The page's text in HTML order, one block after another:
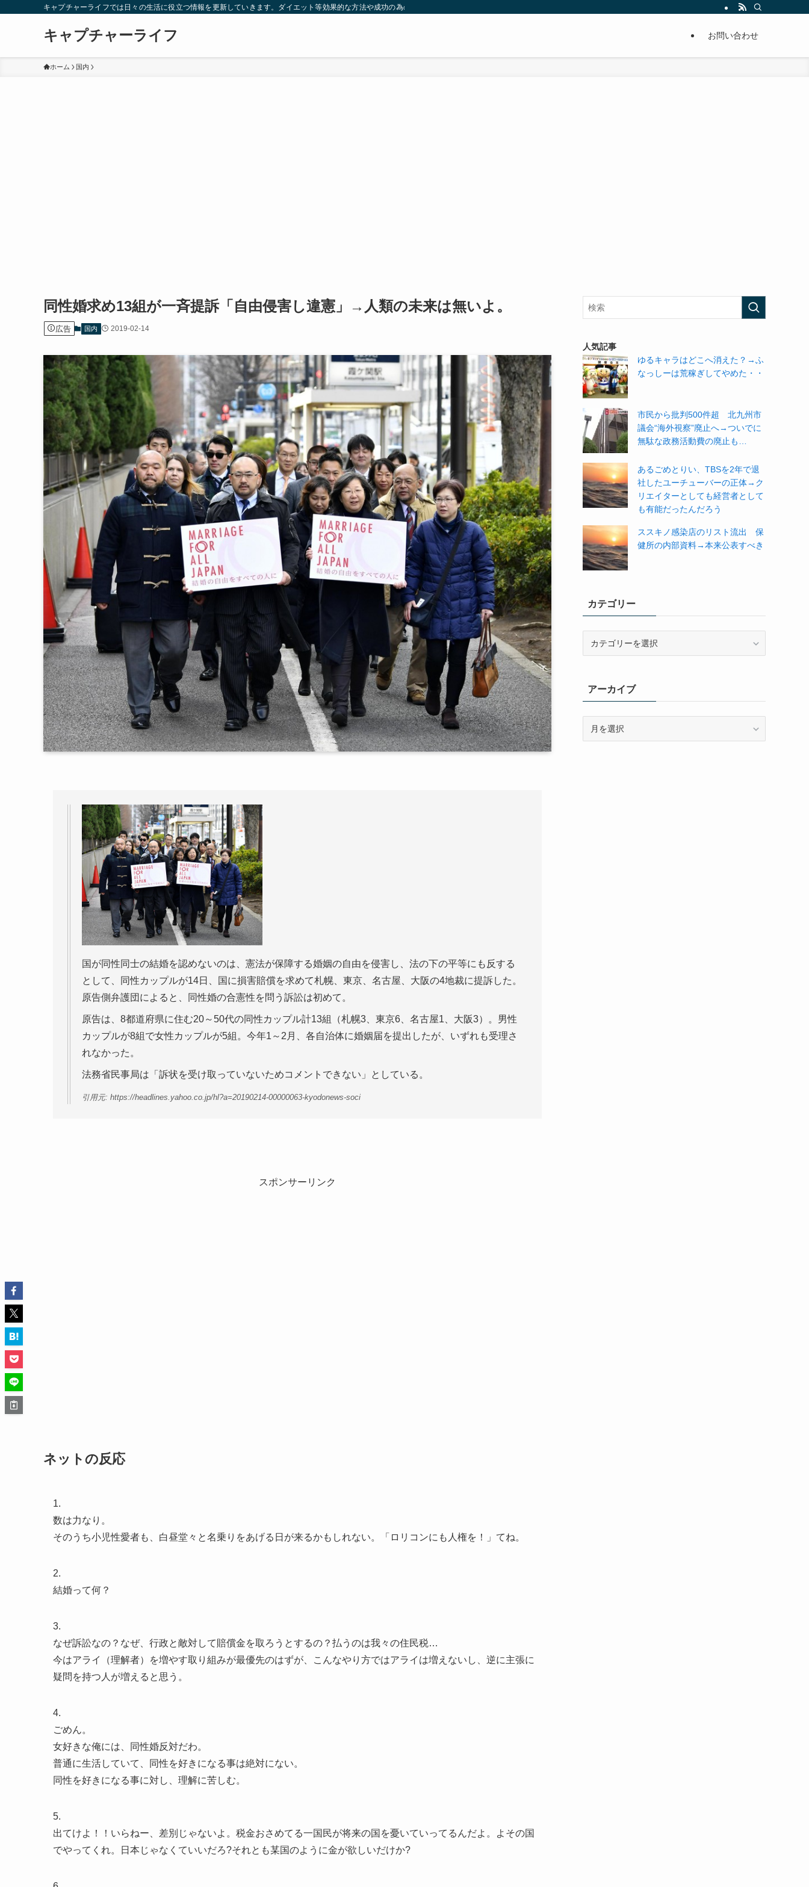
キャプチャーライフでは日々の生活に役立つ情報を更新していきます。ダイエット等効果的な方法や成功の為の秘訣等。太ったり悩んでいる方々が簡単に痩せることが出来るように分かりやすくまとめています。
キャプチャーライフ お問い合わせ
ホーム 国内
同性婚求め13組が一斉提訴「自由侵害し違憲」→人類の未来は無いよ。
広告 国内 2019-02-14
国が同性同士の結婚を認めないのは、憲法が保障する婚姻の自由を侵害し、法の下の平等にも反する
として、同性カップルが14日、国に損害賠償を求めて札幌、東京、名古屋、大阪の4地裁に提訴した。
原告側弁護団によると、同性婚の合憲性を問う訴訟は初めて。
原告は、8都道府県に住む20～50代の同性カップル計13組（札幌3、東京6、名古屋1、大阪3）。男性
カップルが8組で女性カップルが5組。今年1～2月、各自治体に婚姻届を提出したが、いずれも受理さ
れなかった。
法務省民事局は「訴状を受け取っていないためコメントできない」としている。
引用元: https://headlines.yahoo.co.jp/hl?a=20190214-00000063-kyodonews-soci
スポンサーリンク
ネットの反応
1.
数は力なり。
そのうち小児性愛者も、白昼堂々と名乗りをあげる日が来るかもしれない。「ロリコンにも人権を！」てね。
2.
結婚って何？
3.
なぜ訴訟なの？なぜ、行政と敵対して賠償金を取ろうとするの？払うのは我々の住民税…
今はアライ（理解者）を増やす取り組みが最優先のはずが、こんなやり方ではアライは増えないし、逆に主張に
疑問を持つ人が増えると思う。
4.
ごめん。
女好きな俺には、同性婚反対だわ。
普通に生活していて、同性を好きになる事は絶対にない。
同性を好きになる事に対し、理解に苦しむ。
5.
出てけよ！！いらねー、差別じゃないよ。税金おさめてる一国民が将来の国を憂いていってるんだよ。よその国
でやってくれ。日本じゃなくていいだろ?それとも某国のように金が欲しいだけか?
人気記事
ゆるキャラはどこへ消えた？→ふ
なっしーは荒稼ぎしてやめた・・
市民から批判500件超 北九州市
議会“海外視察”廃止へ→ついでに
無駄な政務活動費の廃止も…
あるごめとりい、TBSを2年で退
社したユーチューバーの正体→ク
リエイターとしても経営者として
も有能だったんだろう
ススキノ感染店のリスト流出 保
健所の内部資料→本来公表すべき
カテゴリー
ーアーカイブ